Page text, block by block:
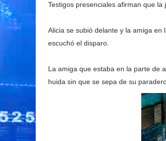
Testigos presenciales afirman que
Alicia se subió delante y la amiga
escuchó el disparo.
La amiga que estaba en la parte de
huida sin que se sepa de su